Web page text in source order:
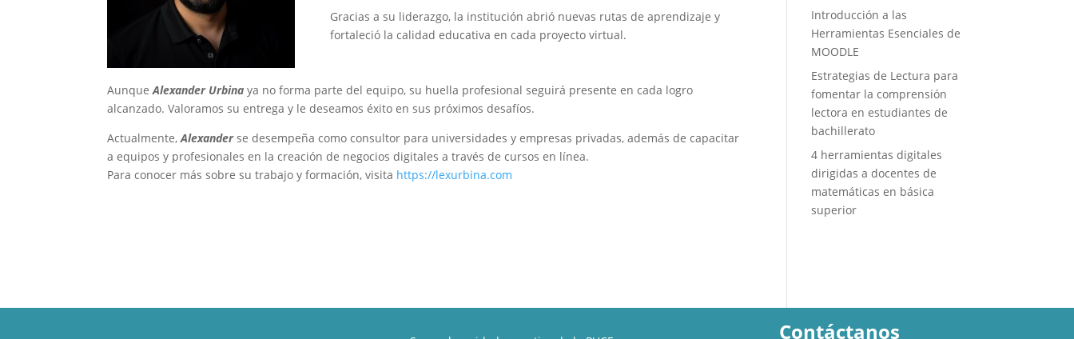
Gracias a su liderazgo, la institución abrió nuevas rutas de aprendizaje y
fortaleció la calidad educativa en cada proyecto virtual.
AunqueAlexander Urbina ya no forma parte del equipo, su huella profesional seguirá presente en cada logro
alcanzado. Valoramos su entrega y le deseamos éxito en sus próximos desafíos.
Actualmente,Alexanderse desempeña como consultor para universidades y empresas privadas, además de capacitar
a equipos y profesionales en la creación de negocios digitales a través de cursos en línea.
Para conocer más sobre su trabajo y formación, visita https://lexurbina.com
Introducción a las
Herramientas Esenciales de
MOODLE
Estrategias de Lectura para
fomentar la comprensión
lectora en estudiantes de
bachillerato
4 herramientas digitales
dirigidas a docentes de
matemáticas en básica
superior
Contáctanos